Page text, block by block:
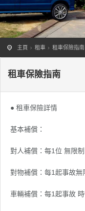
主頁 租車 租車保險指南
租車保險指南
● 租車保險詳情
基本補償：
對人補償：每1位 無限
對物補償：每1起事故無
車輛補償：每1起事故